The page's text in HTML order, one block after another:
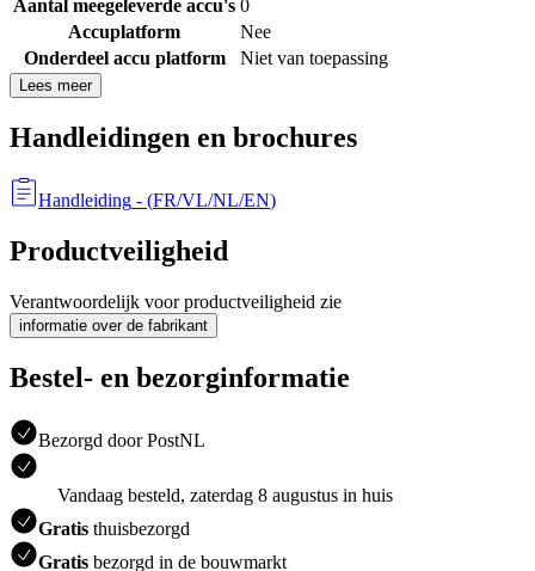
Aantal meegeleverde accu's 0
Accuplatform
Nee
Onderdeel accu platform
Niet van toepassing
Lees meer
Handleidingen en brochures
Handleiding - (FR/VL/NL/EN)
Productveiligheid
Verantwoordelijk voor productveiligheid zie
informatie over de fabrikant
Bestel- en bezorginformatie
Bezorgd door PostNL
Vandaag besteld, zaterdag 8 augustus in huis
Gratis thuisbezorgd
Gratis bezorgd in de bouwmarkt